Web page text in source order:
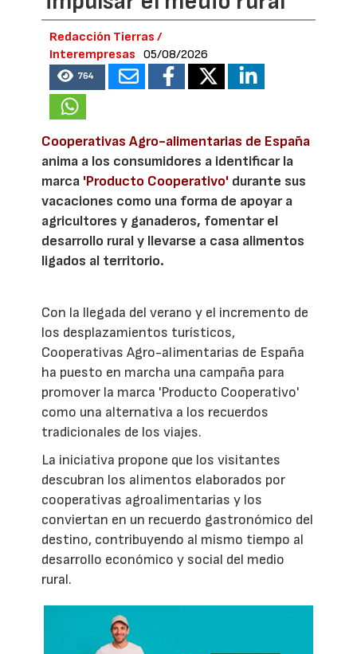
Redacción Tierras /
Interempresas
05/08/2026
764
Cooperativas Agro-alimentarias de España
anima a los consumidores a identificar la
marca 'Producto Cooperativo' durante sus
vacaciones como una forma de apoyar a
agricultores y ganaderos, fomentar el
desarrollo rural y llevarse a casa alimentos
ligados al territorio.
Con la llegada del verano y el incremento de
los desplazamientos turísticos,
Cooperativas Agro-alimentarias de España
ha puesto en marcha una campaña para
promover la marca 'Producto Cooperativo'
como una alternativa a los recuerdos
tradicionales de los viajes.
La iniciativa propone que los visitantes
descubran los alimentos elaborados por
cooperativas agroalimentarias y los
conviertan en un recuerdo gastronómico del
destino, contribuyendo al mismo tiempo al
desarrollo económico y social del medio
rural.